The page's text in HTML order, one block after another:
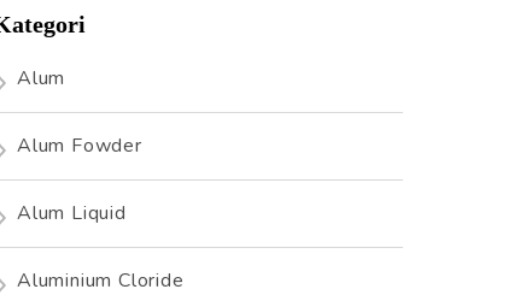
Alum
Alum Fowder
Alum Liquid
Aluminium Cloride